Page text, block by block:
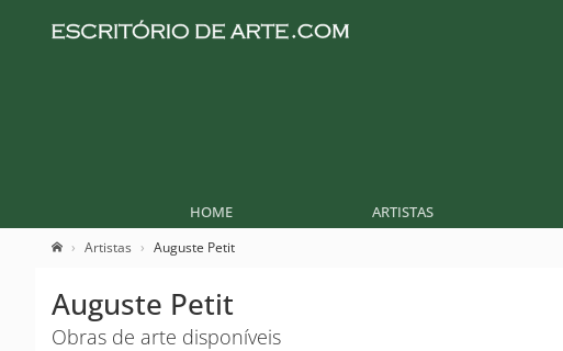
HOME ARTISTAS
Artistas Auguste Petit
Auguste Petit
Obras de arte disponíveis